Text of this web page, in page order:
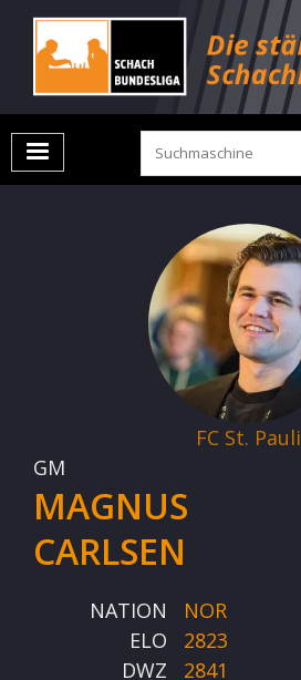
FC St. Pauli
GM
MAGNUS
CARLSEN
NATION
NOR
ELO
2823
DWZ
2841